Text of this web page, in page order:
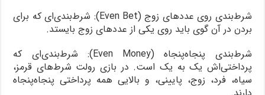
شرط‌بندی روی عددهای زوج (Even Bet): شرط‌بندی‌ای که برای
بردن در آن گوی باید روی یکی از عددهای زوج بایستد.
شرط‌بندی پنجاه‌پنجاه (Even Money): شرط‌بندی‌ای که
پرداختی‌اش یک به یک است. در بازی رولت شرط‌های قرمز،
سیاه، فرد، زوج، پایینی، و بالایی همه پرداختی پنجاه‌پنجاه